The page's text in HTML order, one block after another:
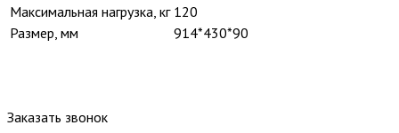
Максимальная нагрузка, кг 120
Размер, мм
914*430*90
Заказать звонок